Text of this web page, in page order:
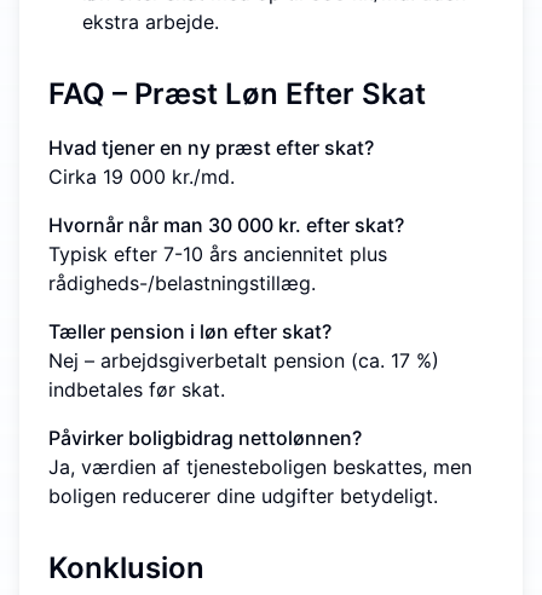
ekstra arbejde.
FAQ – Præst Løn Efter Skat
Hvad tjener en ny præst efter skat?
Cirka 19 000 kr./md.
Hvornår når man 30 000 kr. efter skat?
Typisk efter 7-10 års anciennitet plus
rådigheds-/belastningstillæg.
Tæller pension i løn efter skat?
Nej – arbejdsgiverbetalt pension (ca. 17 %)
indbetales før skat.
Påvirker boligbidrag nettolønnen?
Ja, værdien af tjenesteboligen beskattes, men
boligen reducerer dine udgifter betydeligt.
Konklusion